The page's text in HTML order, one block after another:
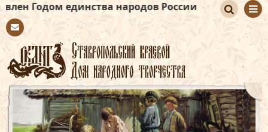
народов России
tact
иск